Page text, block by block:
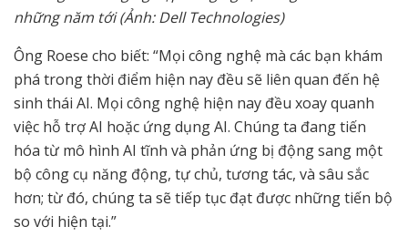
những năm tới (Ảnh: Dell Technologies)
Ông Roese cho biết: “Mọi công nghệ mà các bạn khám
phá trong thời điểm hiện nay đều sẽ liên quan đến hệ
sinh thái AI. Mọi công nghệ hiện nay đều xoay quanh
việc hỗ trợ AI hoặc ứng dụng AI. Chúng ta đang tiến
hóa từ mô hình AI tĩnh và phản ứng bị động sang một
bộ công cụ năng động, tự chủ, tương tác, và sâu sắc
hơn; từ đó, chúng ta sẽ tiếp tục đạt được những tiến bộ
so với hiện tại.”